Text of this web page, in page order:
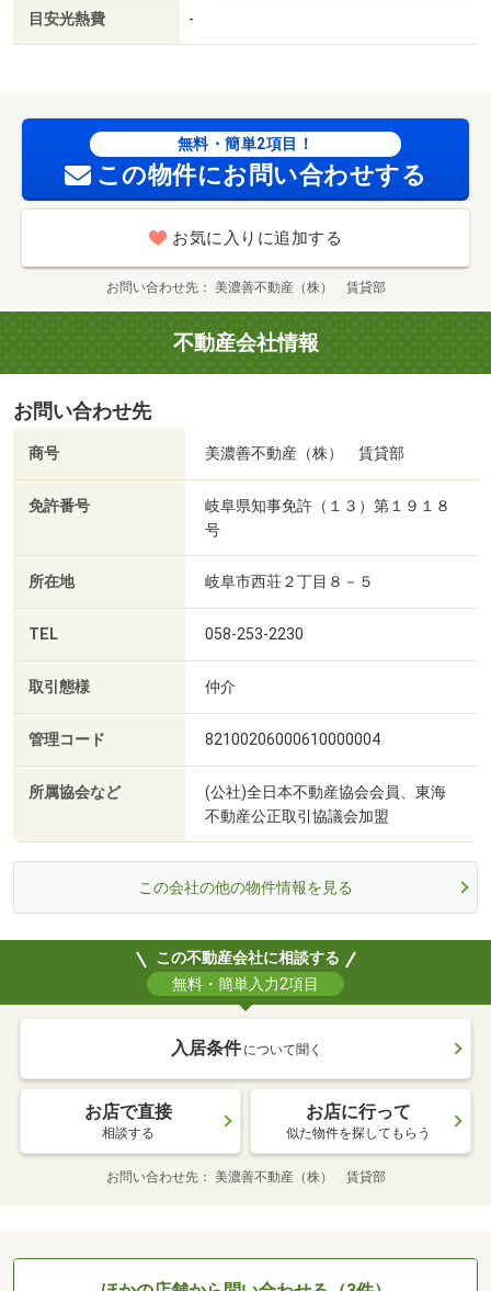
目安光熱費 -
無料・簡単2項目！
この物件にお問い合わせする
お気に入りに追加する
お問い合わせ先 美濃善不動産（株） 賃貸部
不動産会社情報
お問い合わせ先
商号 美濃善不動産（株） 賃貸部
免許番号
岐阜県知事免許（１３）第１９１８
号
所在地 岐阜市西荘２丁目８－５
TEL 058-253-2230
取引態様 仲介
管理コード 82100206000610000004
所属協会など
(公社)全日本不動産協会会員、東海
不動産公正取引協議会加盟
この会社の他の物件情報を見る
この不動産会社に相談する
無料・簡単入力2項目
入居条件 について聞く
お店で直接
相談する
お店に行って
似た物件を探してもらう
お問い合わせ先 美濃善不動産（株） 賃貸部